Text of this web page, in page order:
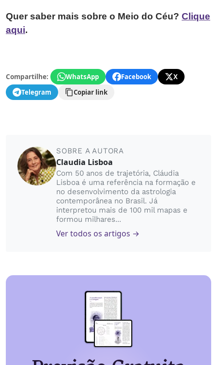
Quer saber mais sobre o Meio do Céu? Clique
aqui.
Compartilhe: WhatsApp Facebook
X
Telegram
Copiar link
SOBRE A AUTORA
Claudia Lisboa
Com 50 anos de trajetória, Cláudia
Lisboa é uma referência na formação e
no desenvolvimento da astrologia
contemporânea no Brasil. Já
interpretou mais de 100 mil mapas e
formou milhares...
Ver todos os artigos →